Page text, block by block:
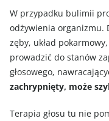
W przypadku bulimii
odżywienia organizmu.
zęby, układ
prowadzić do stanów
głosowego,
zachrypnięty, może
Terapia głosu tu nie